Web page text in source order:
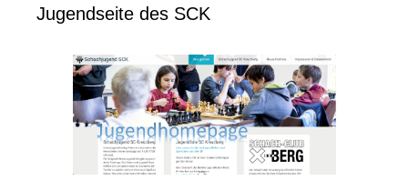
Jugendseite des SCK